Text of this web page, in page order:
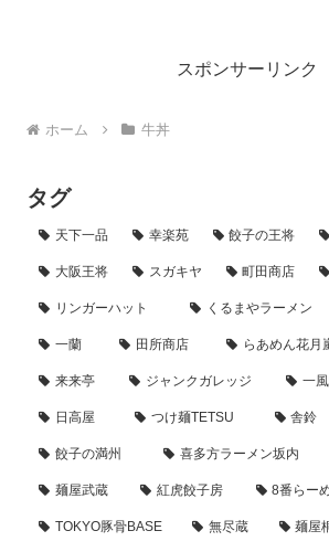
スポンサーリンク
ホーム 牛丼
タグ
天下一品 幸楽苑 餃子の王将
大阪王将 スガキヤ 町田商店
リンガーハット くるまやラーメン
一蘭 田所商店 らあめん花月
来来亭 ジャンクガレッジ 一
日高屋 つけ麺TETSU 舎鈴
餃子の満州 喜多方ラーメン坂内
麺屋武蔵 紅虎餃子房 8番らー
TOKYO豚骨BASE 無尽蔵 麺屋